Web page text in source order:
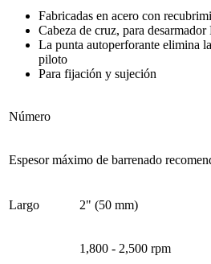
Fabricadas en acero con
Cabeza de cruz, para desarmador
La punta autoperforante elimina
piloto
Para fijación y sujeción
Número
Espesor máximo de barrenado
Largo 2" (50 mm)
1,800 - 2,500 rpm